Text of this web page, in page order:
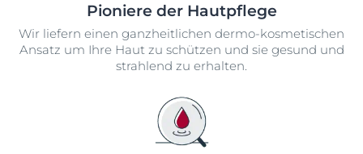
Pioniere der Hautpflege
Wir liefern einen ganzheitlichen dermo-kosmetischen
Ansatz um Ihre Haut zu schützen und sie gesund und
strahlend zu erhalten.